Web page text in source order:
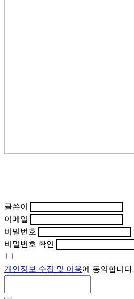
글쓴이
이메일
비밀번호
비밀번호 확인
개인정보 수집 및 이용에 동의합니다.